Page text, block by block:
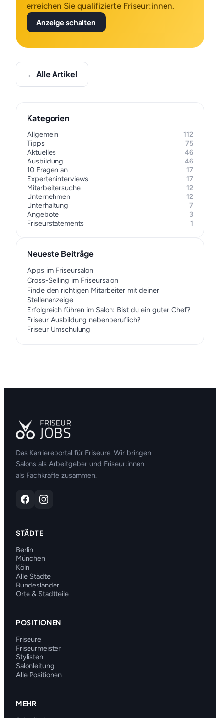
erreichen Sie qualifizierte Friseur:innen.
Anzeige schalten
← Alle Artikel
Kategorien
Allgemein
112
Tipps
75
Aktuelles
46
Ausbildung
46
10 Fragen an
17
Experteninterviews
17
Mitarbeitersuche
12
Unternehmen
12
Unterhaltung
7
Angebote
3
Friseurstatements
1
Neueste Beiträge
Apps im Friseursalon
Cross-Selling im Friseursalon
Finde den richtigen Mitarbeiter mit deiner
Stellenanzeige
Erfolgreich führen im Salon: Bist du ein guter Chef?
Friseur Ausbildung nebenberuflich?
Friseur Umschulung
Das Karriereportal für Friseure. Wir bringen
Salons als Arbeitgeber und Friseur:innen
als Fachkräfte zusammen.
STÄDTE
Berlin
München
Köln
Alle Städte
Bundesländer
Orte & Stadtteile
POSITIONEN
Friseure
Friseurmeister
Stylisten
Salonleitung
Alle Positionen
MEHR